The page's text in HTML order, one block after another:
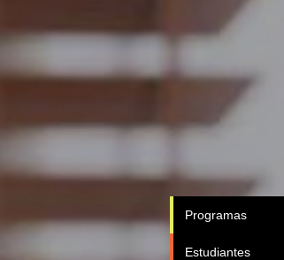
Programas
Estudiantes